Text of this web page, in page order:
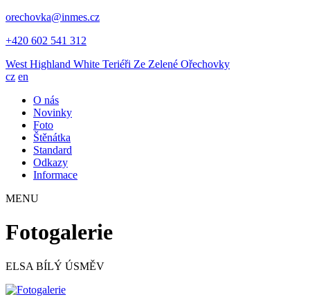
orechovka@inmes.cz
+420 602 541 312
West Highland White Teriéři Ze Zelené Ořechovky
cz en
O nás
Novinky
Foto
Štěnátka
Standard
Odkazy
Informace
MENU
Fotogalerie
ELSA BÍLÝ ÚSMĚV